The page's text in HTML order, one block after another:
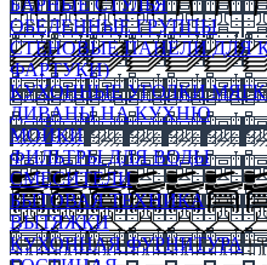
БАРНЫЕ СТУЛЬЯ
ОБЕДЕННЫЕ ГРУППЫ
СТЕНОВЫЕ ПАНЕЛИ ДЛЯ
ФАРТУКИ)
КУХОННЫЕ УГОЛКИ
ДИВАНЫ НА КУХНЮ
МОЙКИ
ФИЛЬТРЫ ДЛЯ ВОДЫ
СМЕСИТЕЛИ
БЫТОВАЯ ТЕХНИКА
ВЫТЯЖКИ
КУХОННАЯ ФУРНИТУРА